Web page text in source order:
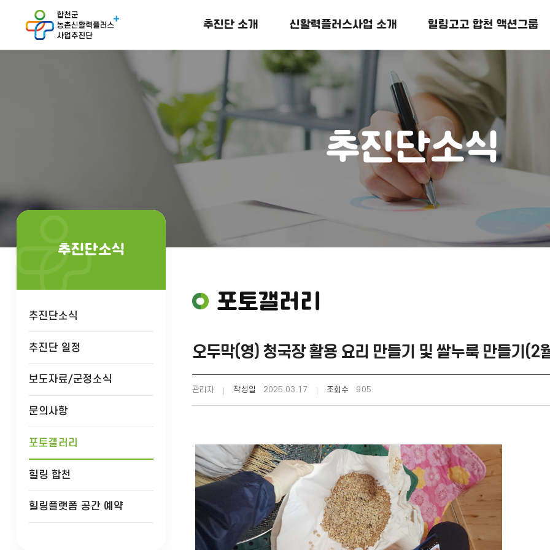
추진단 소개 신활력플러스사업 소개 힐링고고합천 액션그룹
추진단소식
추진단소식
추진단소식
추진단 일정
보도자료/군정소식
문의사항
포토갤러리
힐링 합천
힐링플랫폼 공간 예약
포토갤러리
오두막(영) 청국장 활용 요리 만들기 및 쌀누룩 만들기(2
관리자 작성일 2025.03.17 조회수 905